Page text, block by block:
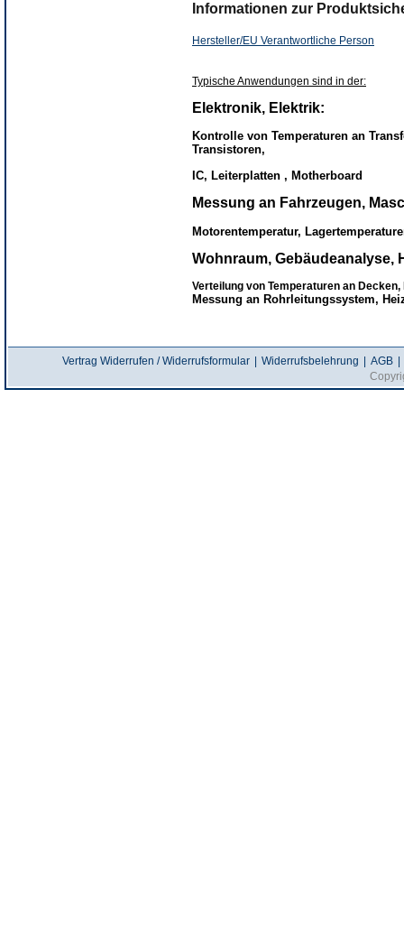
Informationen zur
Hersteller/EU Verantwortliche Person
Typische Anwendungen sind in der:
Elektronik, Elektrik:
Kontrolle von Temperaturen an
Transistoren,
IC, Leiterplatten , Motherboard
Messung an Fahrzeugen,
Motorentemperatur,
Wohnraum, Gebäudeanalyse,
Verteilung von Temperaturen an
Messung an Rohrleitungssystem,
Vertrag Widerrufen / Widerrufsformular Widerrufsbelehrung AGB